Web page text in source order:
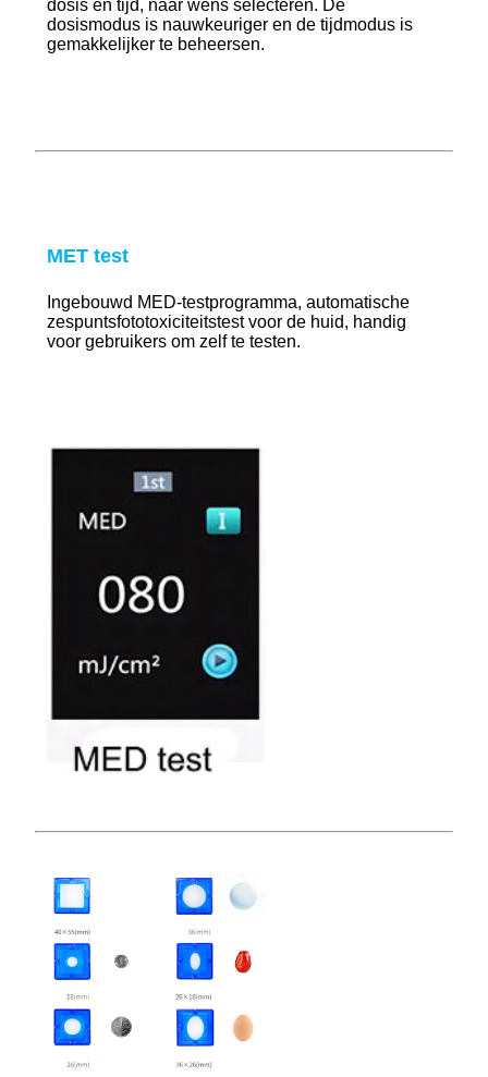
dosis en tijd, naar wens selecteren. De
dosismodus is nauwkeuriger en de tijdmodus is
gemakkelijker te beheersen.
MET test
Ingebouwd MED-testprogramma, automatische
zespuntsfototoxiciteitstest voor de huid, handig
voor gebruikers om zelf te testen.